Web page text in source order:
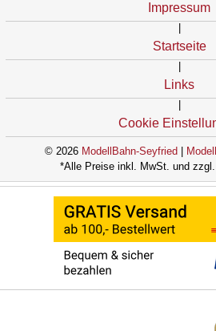
Impressum
Startseite
Links
Cookie
© 2026 ModellBahn-Seyfried
*Alle Preise inkl. MwSt. und zzgl.